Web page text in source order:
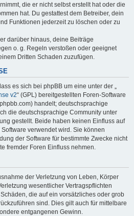
die er nicht selbst erstellt hat oder die
hat. Du gestattest dem Betreiber, dein
Funktionen jederzeit zu löschen oder zu
darüber hinaus, deine Beiträge
o. g. Regeln verstoßen oder geeignet
Dritten Schaden zuzufügen.
es sich bei phpBB um eine unter der „
v2“ (GPL) bereitgestellten Foren-Software
handelt; deutschsprachige
die deutschsprachige Community unter
gestellt. Beide haben keinen Einfluss auf
verwendet wird. Sie können
der Software für bestimmte Zwecke nicht
fremder Foren Einfluss nehmen.
der Verletzung von Leben, Körper
wesentlicher Vertragspflichten
die auf ein vorsätzliches oder grob
sind. Dies gilt auch für mittelbare
entgangenen Gewinn.